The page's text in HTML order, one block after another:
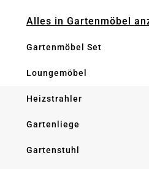
Alles in Gartenmöbel
Gartenmöbel Set
Loungemöbel
Heizstrahler
Gartenliege
Gartenstuhl